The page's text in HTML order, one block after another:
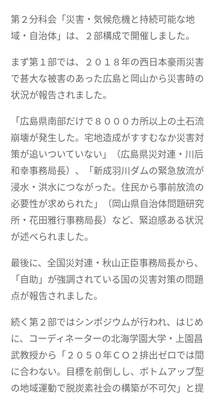
第２分科会「災害・気候危機と持続可能な地
域・自治体」は、２部構成で開催しました。
まず第１部では、２０１８年の西日本豪雨災害
で甚大な被害のあった広島と岡山から災害時の
状況が報告されました。
「広島県南部だけで８０００カ所以上の土石流
崩壊が発生した。宅地造成がすすむなか災害対
策が追いついていない」（広島県災対連・川后
和幸事務局長）、「新成羽川ダムの緊急放流が
浸水・洪水につながった。住民から事前放流の
必要性が求められた」（岡山県自治体問題研究
所・花田雅行事務局長）など、緊迫感ある状況
が述べられました。
最後に、全国災対連・秋山正臣事務局長から、
「自助」が強調されている国の災害対策の問題
点が報告されました。
続く第２部ではシンポジウムが行われ、はじめ
に、コーディネーターの北海学園大学・上園昌
武教授から「２０５０年ＣＯ２排出ゼロでは間
に合わない。目標を前倒しし、ボトムアップ型
の地域運動で脱炭素社会の構築が不可欠」と提